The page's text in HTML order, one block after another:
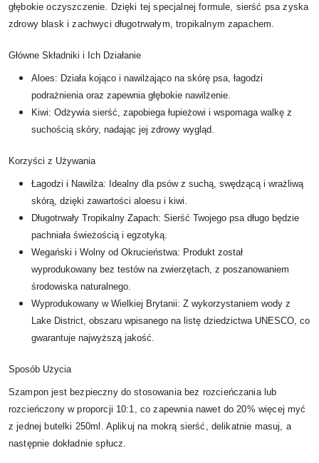
głębokie oczyszczenie. Dzięki tej specjalnej formule, sierść psa zyska
zdrowy blask i zachwyci długotrwałym, tropikalnym zapachem.
Główne Składniki i Ich Działanie
Aloes: Działa kojąco i nawilżająco na skórę psa, łagodzi
podrażnienia oraz zapewnia głębokie nawilżenie.
Kiwi: Odżywia sierść, zapobiega łupieżowi i wspomaga walkę z
suchością skóry, nadając jej zdrowy wygląd.
Korzyści z Używania
Łagodzi i Nawilża: Idealny dla psów z suchą, swędzącą i wrażliwą
skórą, dzięki zawartości aloesu i kiwi.
Długotrwały Tropikalny Zapach: Sierść Twojego psa długo będzie
pachniała świeżością i egzotyką.
Wegański i Wolny od Okrucieństwa: Produkt został
wyprodukowany bez testów na zwierzętach, z poszanowaniem
środowiska naturalnego.
Wyprodukowany w Wielkiej Brytanii: Z wykorzystaniem wody z
Lake District, obszaru wpisanego na listę dziedzictwa UNESCO, co
gwarantuje najwyższą jakość.
Sposób Użycia
Szampon jest bezpieczny do stosowania bez rozcieńczania lub
rozcieńczony w proporcji 10:1, co zapewnia nawet do 20% więcej myć
z jednej butelki 250ml. Aplikuj na mokrą sierść, delikatnie masuj, a
następnie dokładnie spłucz.